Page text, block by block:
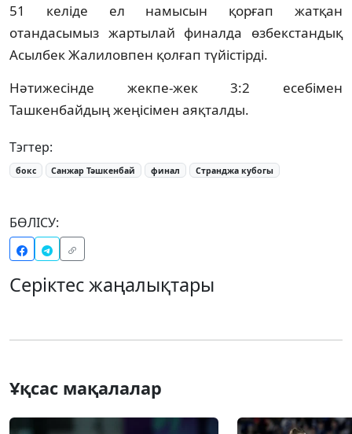
51 келіде ел намысын қорғап жатқан
отандасымыз жартылай финалда өзбекстандық
Асылбек Жалиловпен қолғап түйістірді.
Нәтижесінде жекпе-жек 3:2 есебімен
Ташкенбайдың жеңісімен аяқталды.
Тэгтер:
бокс Санжар Тәшкенбай финал Странджа кубогы
БӨЛІСУ:
Серіктес жаңалықтары
Ұқсас мақалалар